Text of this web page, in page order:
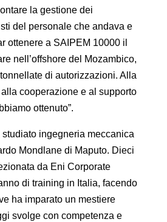
la gestione dei
del personale che andava e
ottenere a SAIPEM 10000 il
nell’offshore del Mozambico,
di autorizzazioni. Alla
cooperazione e al supporto
ottenuto”.
ingegneria meccanica
Mondlane di Maputo. Dieci
da Eni Corporate
di training in Italia, facendo
ha imparato un mestiere
svolge con competenza e